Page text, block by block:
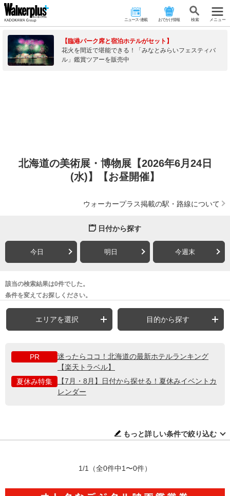
ニュース･連載 おでかけ情報 検 索 メニュー
【臨港パーク席と宿泊ホテルがセット】
花火を間近で堪能できる！「みなとみらいフェスティバ
ル」鑑賞ツアーを販売中
北海道の美術展・博物展【2026年6月24日
(水)】【お昼開催】
ウォーカープラス掲載の駅・路線について
日付から探す
今日 明日 今週末
該当の検索結果は0件でした。
条件を変えてお探しください。
エリアを選択 目的から探す
PR
迷ったらココ！北海道の最新ホテルランキング
【楽天トラベル】
夏休み特集
【7月・8月】日付から探せる！夏休みイベントカ
レンダー
もっと詳しい条件で絞り込む
1/1 （全0件中1〜0件）